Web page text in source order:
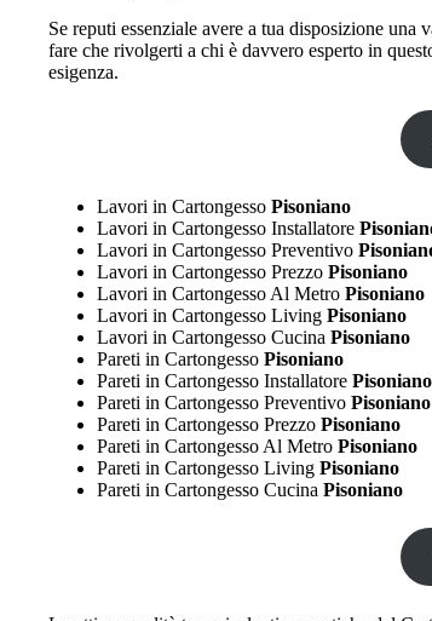
Se reputi essenziale avere a tua disposizione una
fare che rivolgerti a chi è davvero esperto in
esigenza.
Lavori in Cartongesso Pisoniano
Lavori in Cartongesso Installatore
Lavori in Cartongesso Preventivo
Lavori in Cartongesso Prezzo Pisoniano
Lavori in Cartongesso Al Metro Pisoniano
Lavori in Cartongesso Living Pisoniano
Lavori in Cartongesso Cucina Pisoniano
Pareti in Cartongesso Pisoniano
Pareti in Cartongesso Installatore Pisoniano
Pareti in Cartongesso Preventivo Pisoniano
Pareti in Cartongesso Prezzo Pisoniano
Pareti in Cartongesso Al Metro Pisoniano
Pareti in Cartongesso Living Pisoniano
Pareti in Cartongesso Cucina Pisoniano